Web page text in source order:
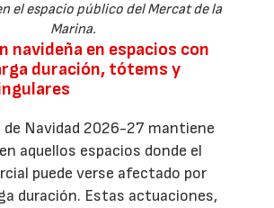
el espacio público del Mercat de la
Marina.
navideña en espacios con
duración, tótems y
de Navidad 2026-27 mantiene
aquellos espacios donde el
puede verse afectado por
duración. Estas actuaciones,